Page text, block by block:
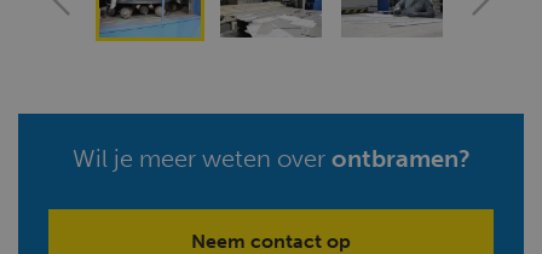
Wil je meer weten over ontbramen?
Neem contact op